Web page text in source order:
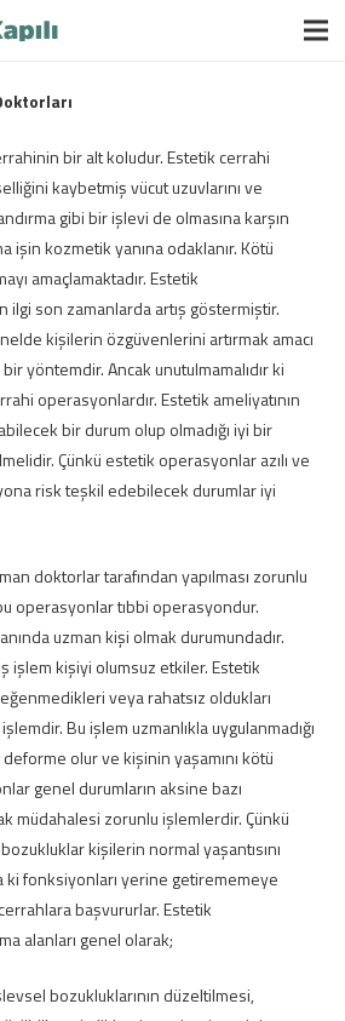
bir alt koludur. Estetik cerrahi
kaybetmiş vücut uzuvlarını ve
gibi bir işlevi de olmasına karşın
işin kozmetik yanına odaklanır. Kötü
amaçlamaktadır. Estetik
ilgi son zamanlarda artış göstermiştir.
kişilerin özgüvenlerini artırmak amacı
yöntemdir. Ancak unutulmamalıdır ki
operasyonlardır. Estetik ameliyatının
bir durum olup olmadığı iyi bir
Çünkü estetik operasyonlar azılı ve
risk teşkil edebilecek durumlar iyi
doktorlar tarafından yapılması zorunlu
operasyonlar tıbbi operasyondur.
uzman kişi olmak durumundadır.
işlem kişiyi olumsuz etkiler. Estetik
veya rahatsız oldukları
Bu işlem uzmanlıkla uygulanmadığı
olur ve kişinin yaşamını kötü
genel durumların aksine bazı
müdahalesi zorunlu işlemlerdir. Çünkü
kişilerin normal yaşantısını
ki fonksiyonları yerine getirememeye
başvururlar. Estetik
alanları genel olarak;
bozukluklarının düzeltilmesi,